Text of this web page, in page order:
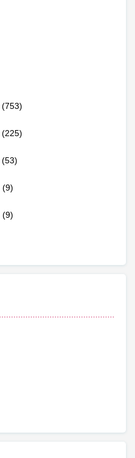
(753)
(225)
(53)
(9)
(9)